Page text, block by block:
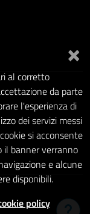
×
al corretto
da parte
l'esperienza di
dei servizi messi
si acconsente
il banner verranno
e alcune
disponibili.
policy